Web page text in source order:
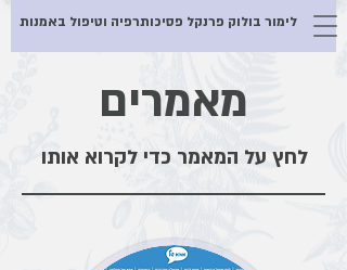
לימור בולוק פרנקל פסיכותרפיה וטיפול באמנות
מאמרים
לחץ על המאמר כדי לקרוא אותו